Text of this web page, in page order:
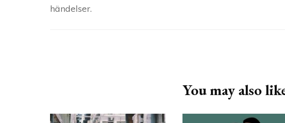
händelser.
You may also